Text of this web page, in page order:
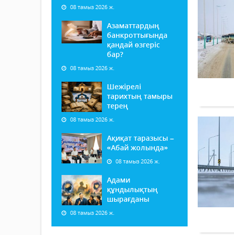
08 тамыз 2026 ж.
Азаматтардың
банкроттығында
қандай өзгеріс
бар?
08 тамыз 2026 ж.
Шежірелі
тарихтың тамыры
терең
08 тамыз 2026 ж.
Ақиқат таразысы –
«Абай жолында»
08 тамыз 2026 ж.
Адами
құндылықтың
шырағданы
08 тамыз 2026 ж.